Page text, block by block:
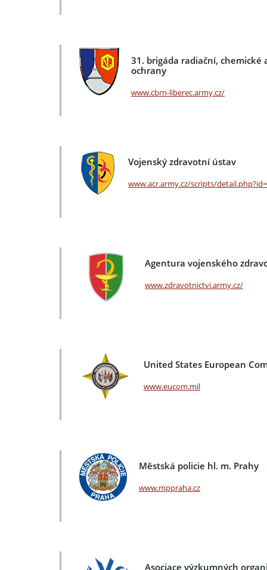
31. brigáda radiační, chemické
ochrany
www.cbrn-liberec.army.cz/
Vojenský zdravotní ústav
www.acr.army.cz/scripts/
Agentura vojenského
www.zdravotnictvi.army.cz/
United States European
www.eucom.mil
Městská policie hl. m. Prahy
www.mppraha.cz
Asociace výzkumných